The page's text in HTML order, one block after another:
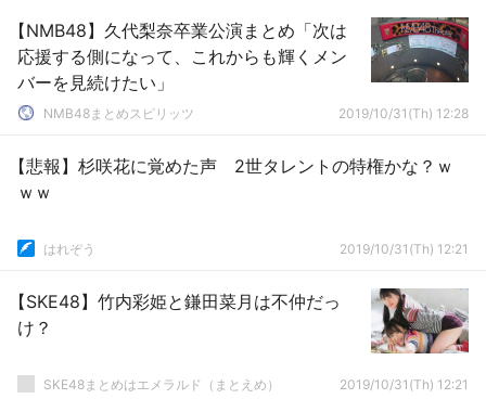
【NMB48】久代梨奈卒業公演まとめ「次は
応援する側になって、これからも輝くメン
バーを見続けたい」
NMB48まとめスピリッツ 2019/10/31(Th) 12:28
【悲報】杉咲花に覚めた声 2世タレントの特権かな？ｗ
ｗｗ
はれぞう 2019/10/31(Th) 12:21
【SKE48】竹内彩姫と鎌田菜月は不仲だっ
け？
SKE48まとめはエメラルド（まとえめ） 2019/10/31(Th) 12:21